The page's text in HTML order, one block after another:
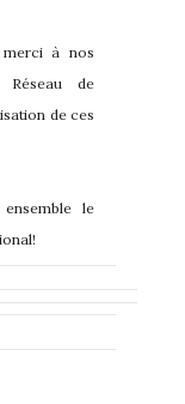
à nos
de
de ces
le